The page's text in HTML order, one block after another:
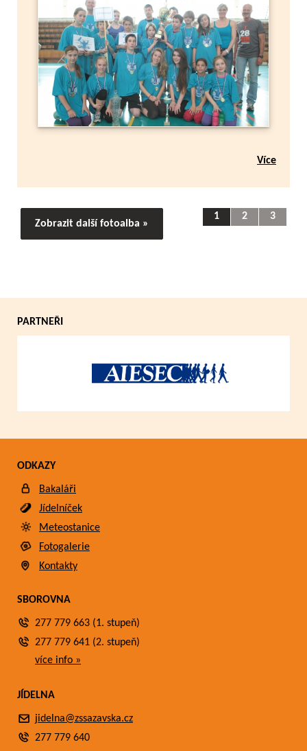
Více
Zobrazit další fotoalba »
1 2 3
PARTNEŘI
ODKAZY
Bakaláři
Jídelníček
Meteostanice
Fotogalerie
Kontakty
SBOROVNA
277 779 663 (1. stupeň)
277 779 641 (2. stupeň)
více info »
JÍDELNA
jidelna@zssazavska.cz
277 779 640